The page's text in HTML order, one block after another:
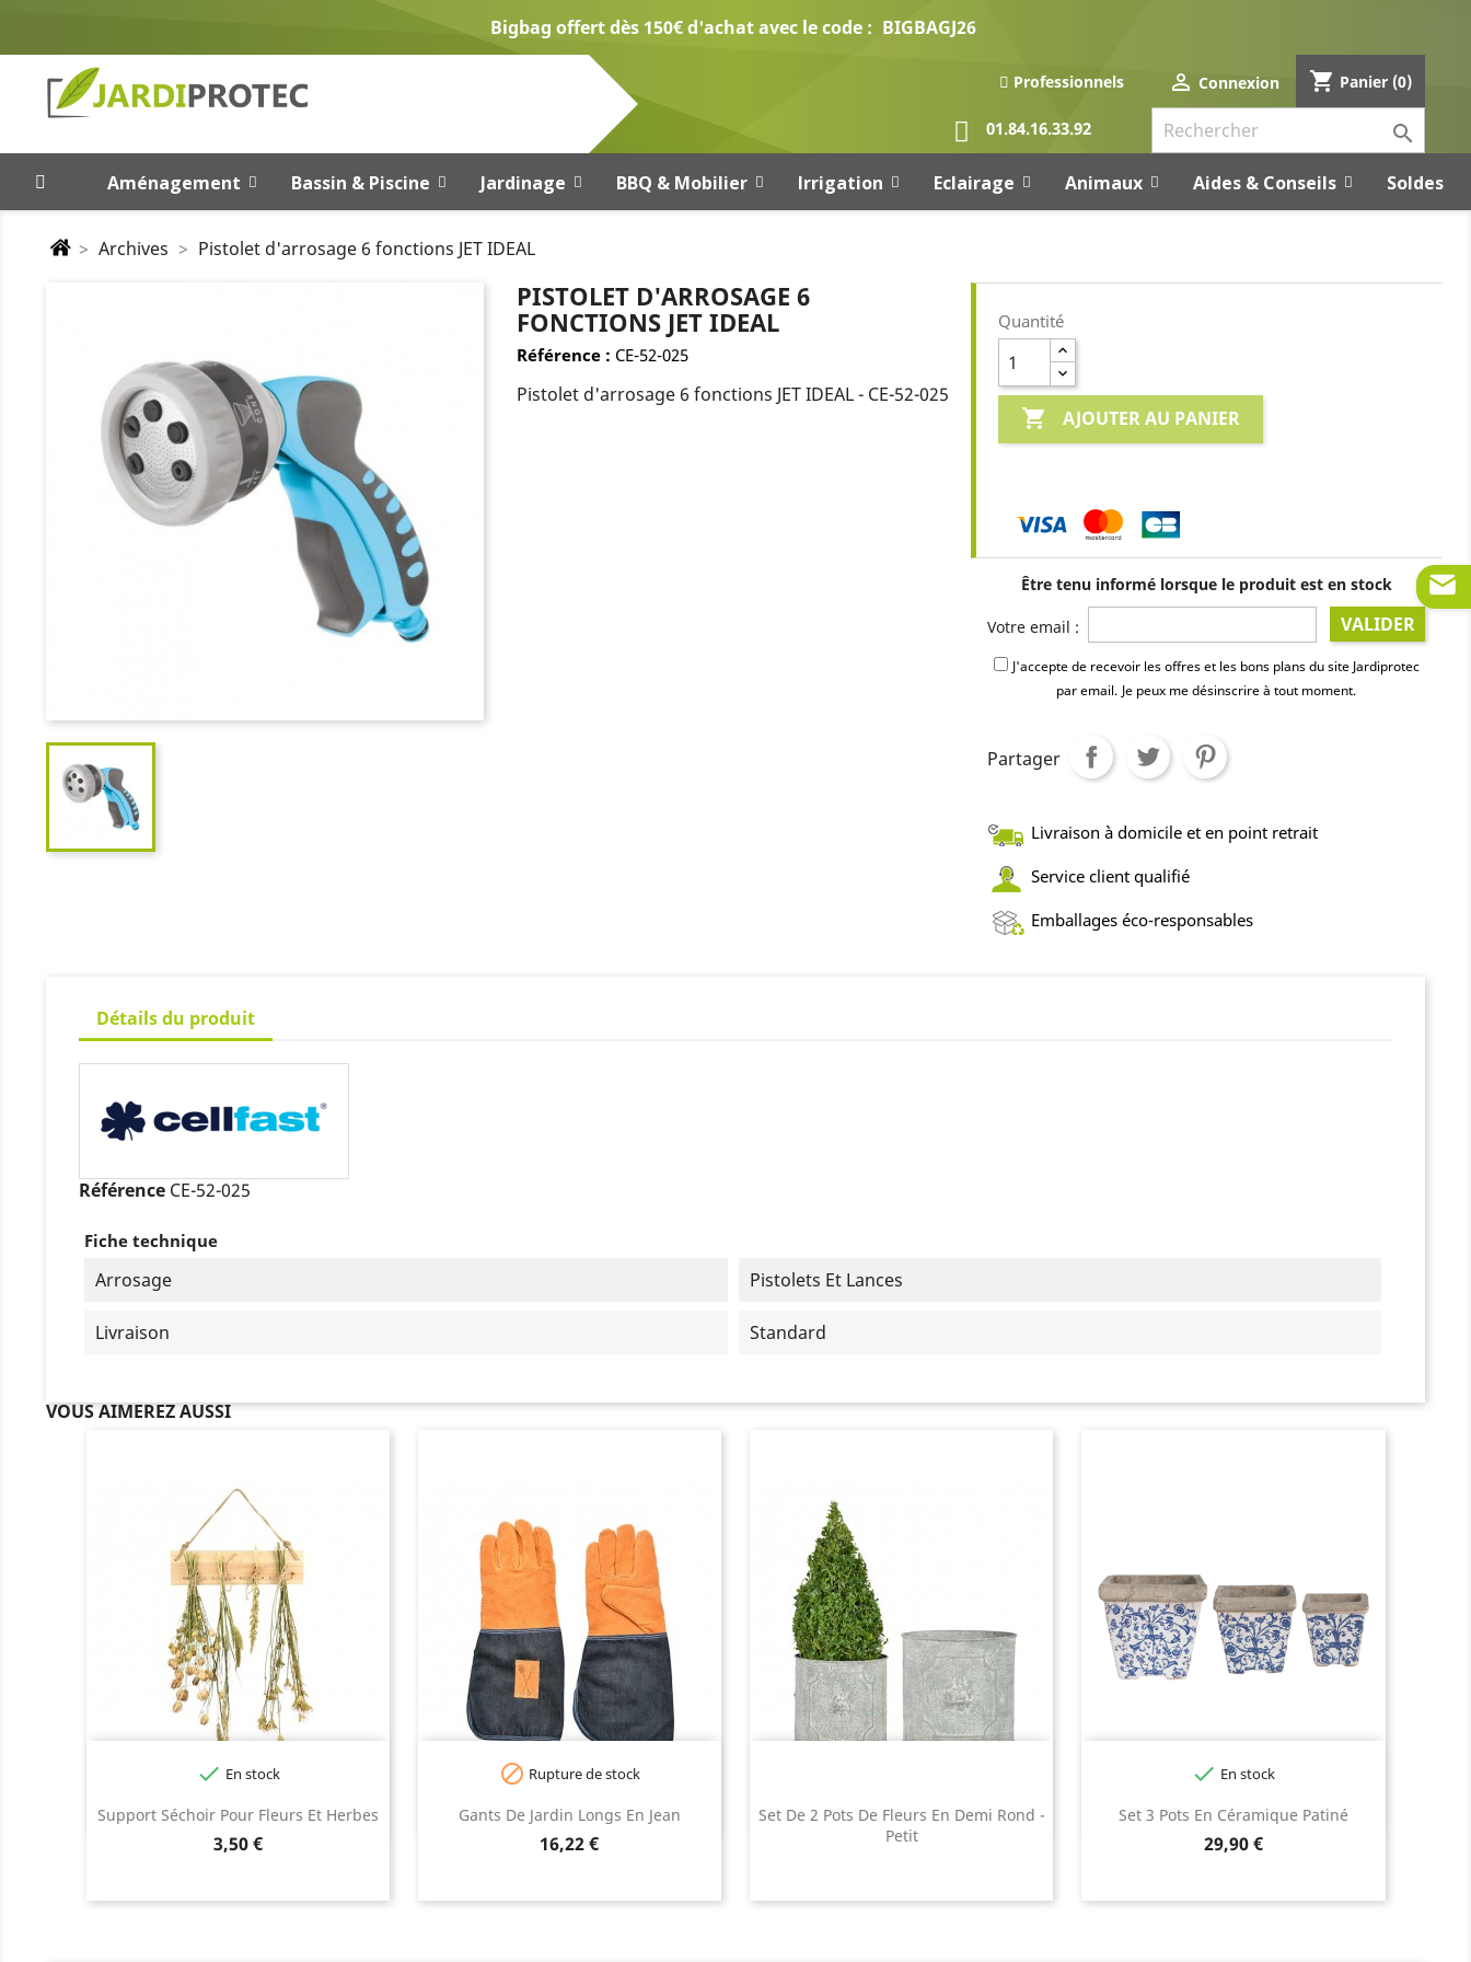
Bigbag offert dès 150€ d'achat avec le code : BIGBAGJ26
Professionnels  Connexion shopping_cart Panier (0)
01.84.16.33.92 
Aménagement Bassin & Piscine Jardinage BBQ & Mobilier Irrigation Eclairage Animaux Aides & Conseils Soldes
Archives Pistolet d'arrosage 6 fonctions JET IDEAL
PISTOLET D'ARROSAGE 6
FONCTIONS JET IDEAL
Référence : CE-52-025
Pistolet d'arrosage 6 fonctions JET IDEAL - CE-52-025
Quantité
 AJOUTER AU PANIER
Être tenu informé lorsque le produit est en stock
Votre email : VALIDER
J'accepte de recevoir les offres et les bons plans du site Jardiprotec
par email. Je peux me désinscrire à tout moment.
Partager
Livraison à domicile et en point retrait
Service client qualifié
Emballages éco-responsables
Détails du produit
Référence CE-52-025
Fiche technique
Arrosage Pistolets Et Lances
Livraison Standard
VOUS AIMEREZ AUSSI
Support Séchoir Pour Fleurs Et Herbes
Prix
3,50 €
 En stock
Gants De Jardin Longs En Jean
Prix
16,22 €
 Rupture de stock
Set De 2 Pots De Fleurs En Demi Rond -
Petit
Set 3 Pots En Céramique Patiné
Prix
29,90 €
 En stock